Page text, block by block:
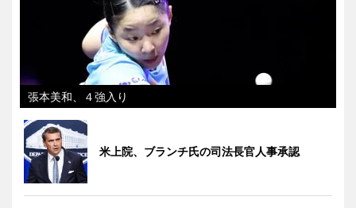
張本美和、４強入り
米上院、ブランチ氏の司法長官人事承認